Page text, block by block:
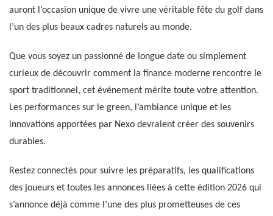
auront l’occasion unique de vivre une véritable fête du golf dans
l’un des plus beaux cadres naturels au monde.
Que vous soyez un passionné de longue date ou simplement
curieux de découvrir comment la finance moderne rencontre le
sport traditionnel, cet événement mérite toute votre attention.
Les performances sur le green, l’ambiance unique et les
innovations apportées par Nexo devraient créer des souvenirs
durables.
Restez connectés pour suivre les préparatifs, les qualifications
des joueurs et toutes les annonces liées à cette édition 2026 qui
s’annonce déjà comme l’une des plus prometteuses de ces